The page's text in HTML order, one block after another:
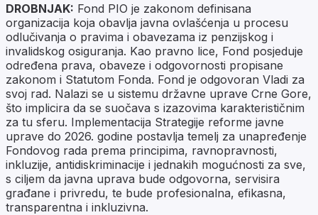
DROBNJAK: Fond PIO je zakonom definisana
organizacija koja obavlja javna ovlašćenja u procesu
odlučivanja o pravima i obavezama iz penzijskog i
invalidskog osiguranja. Kao pravno lice, Fond posjeduje
određena prava, obaveze i odgovornosti propisane
zakonom i Statutom Fonda. Fond je odgovoran Vladi za
svoj rad. Nalazi se u sistemu državne uprave Crne Gore,
što implicira da se suočava s izazovima karakterističnim
za tu sferu. Implementacija Strategije reforme javne
uprave do 2026. godine postavlja temelj za unapređenje
Fondovog rada prema principima, ravnopravnosti,
inkluzije, antidiskriminacije i jednakih mogućnosti za sve,
s ciljem da javna uprava bude odgovorna, servisira
građane i privredu, te bude profesionalna, efikasna,
transparentna i inkluzivna.